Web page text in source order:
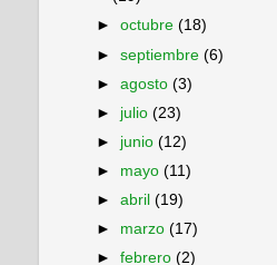
►octubre(18)
►septiembre(6)
►agosto(3)
► julio(23)
► junio(12)
► mayo(11)
►abril(19)
► marzo(17)
►febrero(2)